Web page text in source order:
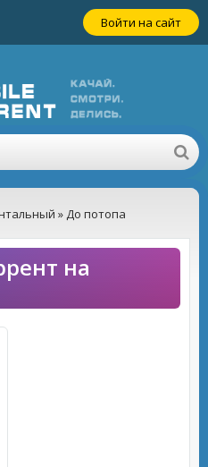
Войти на сайт
» До потопа
на